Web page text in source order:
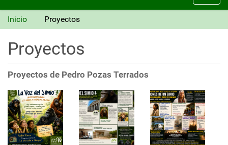
v
Inicio Proyectos
Proyectos
Proyectos de Pedro Pozas Terrados